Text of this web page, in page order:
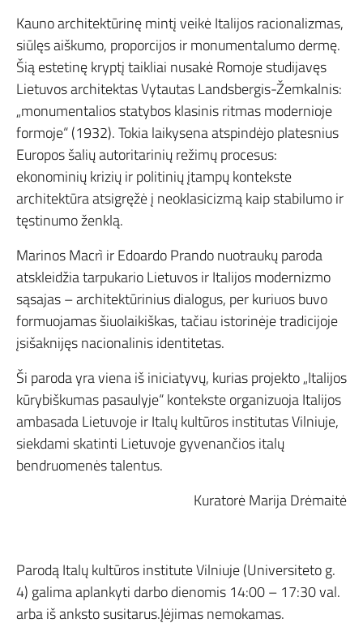
Kauno architektūrinę mintį veikė Italijos racionalizmas,
siūlęs aiškumo, proporcijos ir monumentalumo dermę.
Šią estetinę kryptį taikliai nusakė Romoje studijavęs
Lietuvos architektas Vytautas Landsbergis-Žemkalnis:
„monumentalios statybos klasinis ritmas modernioje
formoje“ (1932). Tokia laikysena atspindėjo platesnius
Europos šalių autoritarinių režimų procesus:
ekonominių krizių ir politinių įtampų kontekste
architektūra atsigręžė į neoklasicizmą kaip stabilumo ir
tęstinumo ženklą.
Marinos Macrì ir Edoardo Prando nuotraukų paroda
atskleidžia tarpukario Lietuvos ir Italijos modernizmo
sąsajas – architektūrinius dialogus, per kuriuos buvo
formuojamas šiuolaikiškas, tačiau istorinėje tradicijoje
įsišaknijęs nacionalinis identitetas.
Ši paroda yra viena iš iniciatyvų, kurias projekto „Italijos
kūrybiškumas pasaulyje“ kontekste organizuoja Italijos
ambasada Lietuvoje ir Italų kultūros institutas Vilniuje,
siekdami skatinti Lietuvoje gyvenančios italų
bendruomenės talentus.
Kuratorė Marija Drėmaitė
Parodą Italų kultūros institute Vilniuje (Universiteto g.
4) galima aplankyti darbo dienomis 14:00 – 17:30 val.
arba iš anksto susitarus.Įėjimas nemokamas.